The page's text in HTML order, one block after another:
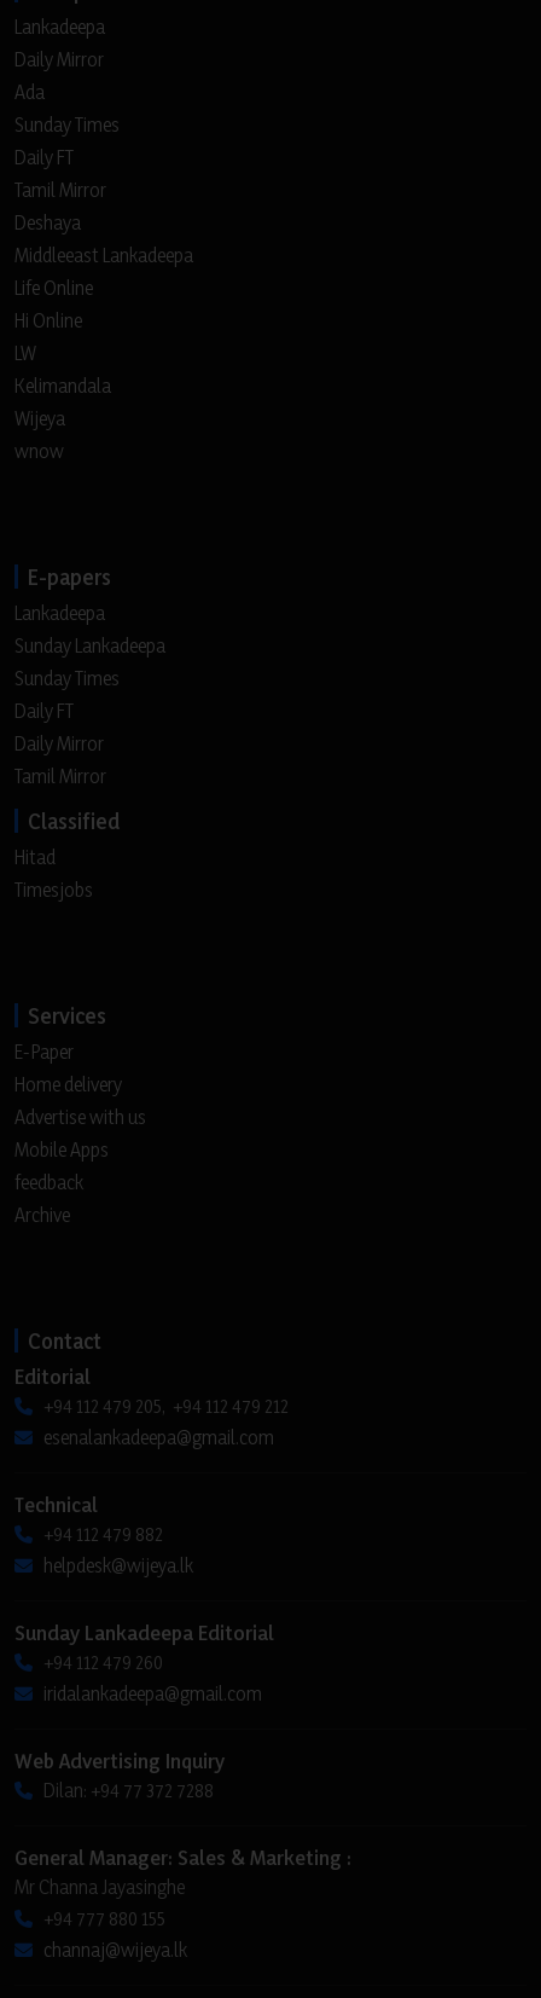
Lankadeepa
Daily Mirror
Ada
Sunday Times
Daily FT
Tamil Mirror
Deshaya
Middleeast Lankadeepa
Life Online
Hi Online
LW
Kelimandala
Wijeya
wnow
E-papers
Lankadeepa
Sunday Lankadeepa
Sunday Times
Daily FT
Daily Mirror
Tamil Mirror
Classified
Hitad
Timesjobs
Services
E-Paper
Home delivery
Advertise with us
Mobile Apps
feedback
Archive
Contact
Editorial
+94 112 479 205, +94 112 479 212
esenalankadeepa@gmail.com
Technical
+94 112 479 882
helpdesk@wijeya.lk
Sunday Lankadeepa Editorial
+94 112 479 260
iridalankadeepa@gmail.com
Web Advertising Inquiry
Dilan: +94 77 372 7288
General Manager: Sales & Marketing :
Mr Channa Jayasinghe
+94 777 880 155
channaj@wijeya.lk